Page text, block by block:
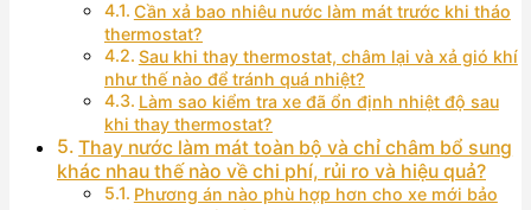
Cần xả bao nhiêu nước làm mát trước khi tháo
thermostat?
Sau khi thay thermostat, châm lại và xả gió khí
như thế nào để tránh quá nhiệt?
Làm sao kiểm tra xe đã ổn định nhiệt độ sau
khi thay thermostat?
Thay nước làm mát toàn bộ và chỉ châm bổ sung
khác nhau thế nào về chi phí, rủi ro và hiệu quả?
Phương án nào phù hợp hơn cho xe mới bảo